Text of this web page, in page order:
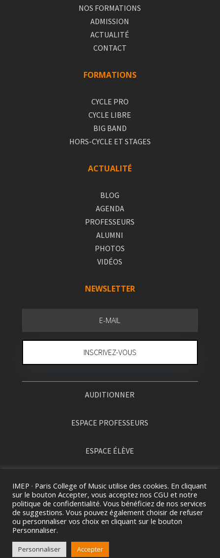
NOS FORMATIONS
ADMISSION
ACTUALITÉ
CONTACT
FORMATIONS
CYCLE PRO
CYCLE LIBRE
BIG BAND
HORS-CYCLE ET STAGES
ACTUALITÉ
BLOG
AGENDA
PROFESSEURS
ALUMNI
PHOTOS
VIDÉOS
NEWSLETTER
INSCRIVEZ-VOUS
AUDITIONNER
ESPACE PROFESSEURS
ESPACE ÉLÈVE
2026 ©IMEP · PARIS COLLEGE OF MUSIC. TOUS
IMEP · Paris College of Music utilise des cookies. En cliquant
sur le bouton Accepter, vous acceptez nos CGU et notre
politique de confidentialité. Vous bénéficiez de nos services
de suggestions. Vous pouvez également choisir de refuser
ou personnaliser vos choix en cliquant sur le bouton
Personnaliser.
Personnaliser Accepter